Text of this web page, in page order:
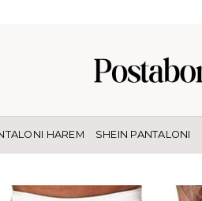
HAREM SHEIN PANTALONI